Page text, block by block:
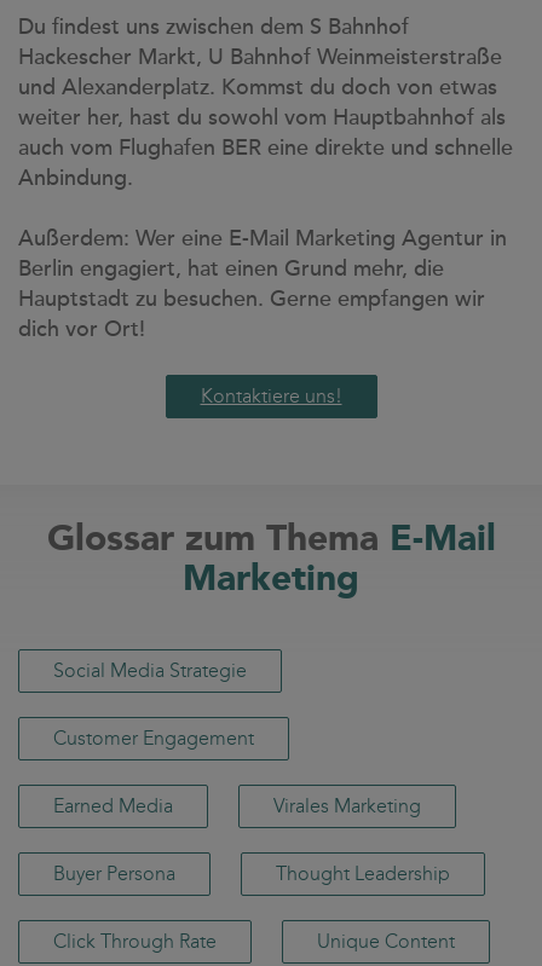
Du findest uns zwischen dem S Bahnhof
Hackescher Markt, U Bahnhof Weinmeisterstraße
und Alexanderplatz. Kommst du doch von etwas
weiter her, hast du sowohl vom Hauptbahnhof als
auch vom Flughafen BER eine direkte und schnelle
Anbindung.
Außerdem: Wer eine E-Mail Marketing Agentur in
Berlin engagiert, hat einen Grund mehr, die
Hauptstadt zu besuchen. Gerne empfangen wir
dich vor Ort!
Kontaktiere uns!
Glossar zum Thema E-Mail
Marketing
Social Media Strategie
Customer Engagement
Earned Media Virales Marketing
Buyer Persona Thought Leadership
Click Through Rate Unique Content